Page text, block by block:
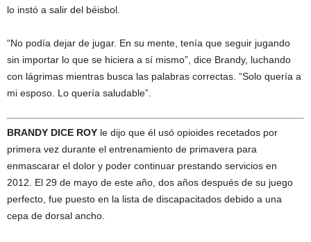
lo instó a salir del béisbol.
“No podía dejar de jugar. En su mente, tenía que seguir jugando
sin importar lo que se hiciera a sí mismo”, dice Brandy, luchando
con lágrimas mientras busca las palabras correctas. “Solo quería a
mi esposo. Lo quería saludable”.
BRANDY DICE ROY le dijo que él usó opioides recetados por
primera vez durante el entrenamiento de primavera para
enmascarar el dolor y poder continuar prestando servicios en
2012. El 29 de mayo de este año, dos años después de su juego
perfecto, fue puesto en la lista de discapacitados debido a una
cepa de dorsal ancho.